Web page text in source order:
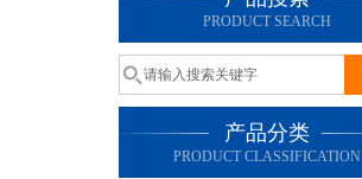
PRODUCT SEARCH
产品分类
PRODUCT CLASSIFICATION